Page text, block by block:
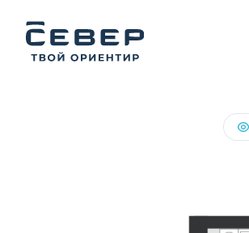
1-комнатная35.94 м